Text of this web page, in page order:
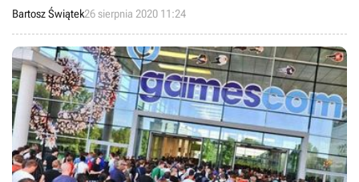
gamescomu. Zobaczymy m.in. Ratchet & Clank na PS5, Medal of
Honor: Above & Beyond, najnowsze Call of Duty i kilka dodatków do
znanych tytułów.
Bartosz Świątek26 sierpnia 2020 11:24